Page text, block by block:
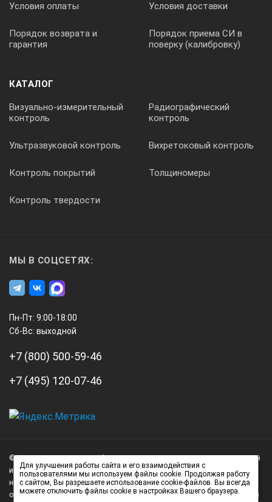
Условия оплаты Условия доставки
Порядок возврата и
гарантия
Порядок приема СИ в
поверку (калибровку)
КАТАЛОГ
Визуально-измерительный
контроль
Радиографический
контроль
Ультразвуковой контроль Вихретоковый контроль
Контроль покрытий Толщиномеры
Контроль твердости
МЫ В СОЦСЕТЯХ:
Пн-Пт: 9:00-18:00
Сб-Вс: выходной
+7 (800) 500-59-46
+7 (495) 120-07-46
Нагорный
проезд
д.7
© 2026 А3 Инжиниринг Обращаем Ваше внимание на то, что данный
интернет-сайт носит исключительно информационный характер и
ни при каких условиях не является публичной офертой,
определяемой положениями статьи 437 (2) Гражданского кодекса
Для улучшения работы сайта и его взаимодействия с
пользователями мы используем файлы cookie. Продолжая работу
с сайтом, Вы разрешаете использование cookie-файлов. Вы всегда
можете отключить файлы cookie в настройках Вашего браузера.